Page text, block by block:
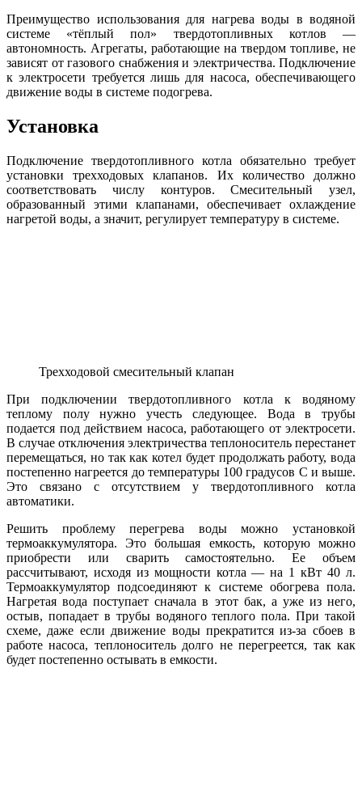
Преимущество использования для нагрева воды в водяной
системе «тёплый пол» твердотопливных котлов —
автономность. Агрегаты, работающие на твердом топливе, не
зависят от газового снабжения и электричества. Подключение
к электросети требуется лишь для насоса, обеспечивающего
движение воды в системе подогрева.
Установка
Подключение твердотопливного котла обязательно требует
установки трехходовых клапанов. Их количество должно
соответствовать числу контуров. Смесительный узел,
образованный этими клапанами, обеспечивает охлаждение
нагретой воды, а значит, регулирует температуру в системе.
Трехходовой смесительный клапан
При подключении твердотопливного котла к водяному
теплому полу нужно учесть следующее. Вода в трубы
подается под действием насоса, работающего от электросети.
В случае отключения электричества теплоноситель перестанет
перемещаться, но так как котел будет продолжать работу, вода
постепенно нагреется до температуры 100 градусов С и выше.
Это связано с отсутствием у твердотопливного котла
автоматики.
Решить проблему перегрева воды можно установкой
термоаккумулятора. Это большая емкость, которую можно
приобрести или сварить самостоятельно. Ее объем
рассчитывают, исходя из мощности котла — на 1 кВт 40 л.
Термоаккумулятор подсоединяют к системе обогрева пола.
Нагретая вода поступает сначала в этот бак, а уже из него,
остыв, попадает в трубы водяного теплого пола. При такой
схеме, даже если движение воды прекратится из-за сбоев в
работе насоса, теплоноситель долго не перегреется, так как
будет постепенно остывать в емкости.